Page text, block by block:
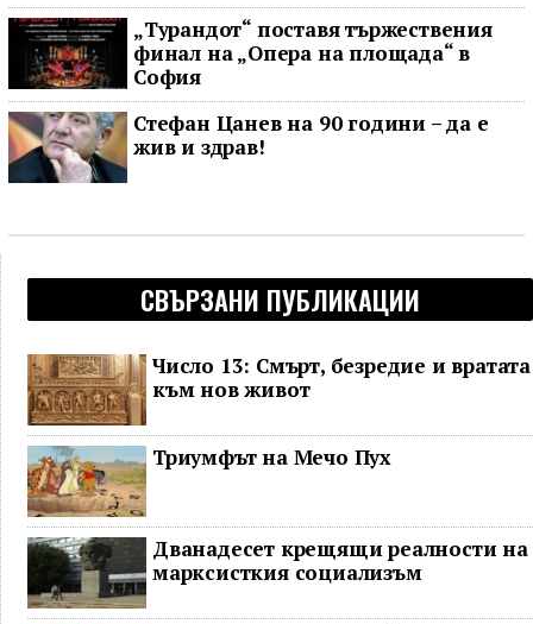
„Турандот“ поставя тържествения
финал на „Опера на площада“ в
София
Стефан Цанев на 90 години – да е
жив и здрав!
СВЪРЗАНИ ПУБЛИКАЦИИ
Число 13: Смърт, безредие и вратата
към нов живот
Триумфът на Мечо Пух
Дванадесет крещящи реалности на
марксисткия социализъм